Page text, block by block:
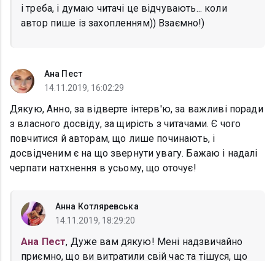
і треба, і думаю читачі це відчувають... коли
автор пише із захопленням)) Взаємно!)
Ана Пест
14.11.2019, 16:02:29
Дякую, Анно, за відверте інтерв'ю, за важливі поради
з власного досвіду, за щирість з читачами. Є чого
повчитися й авторам, що лише починають, і
досвідченим є на що звернути увагу. Бажаю і надалі
черпати натхнення в усьому, що оточує!
Анна Котляревська
14.11.2019, 18:29:20
Ана Пест, Дуже вам дякую! Мені надзвичайно
приємно, що ви витратили свій час та тішуся, що